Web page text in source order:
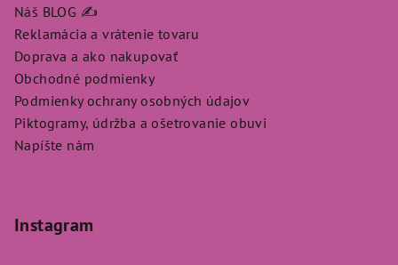
Náš BLOG ✍️
Reklamácia a vrátenie tovaru
Doprava a ako nakupovať
Obchodné podmienky
Podmienky ochrany osobných údajov
Piktogramy, údržba a ošetrovanie obuvi
Napíšte nám
Instagram